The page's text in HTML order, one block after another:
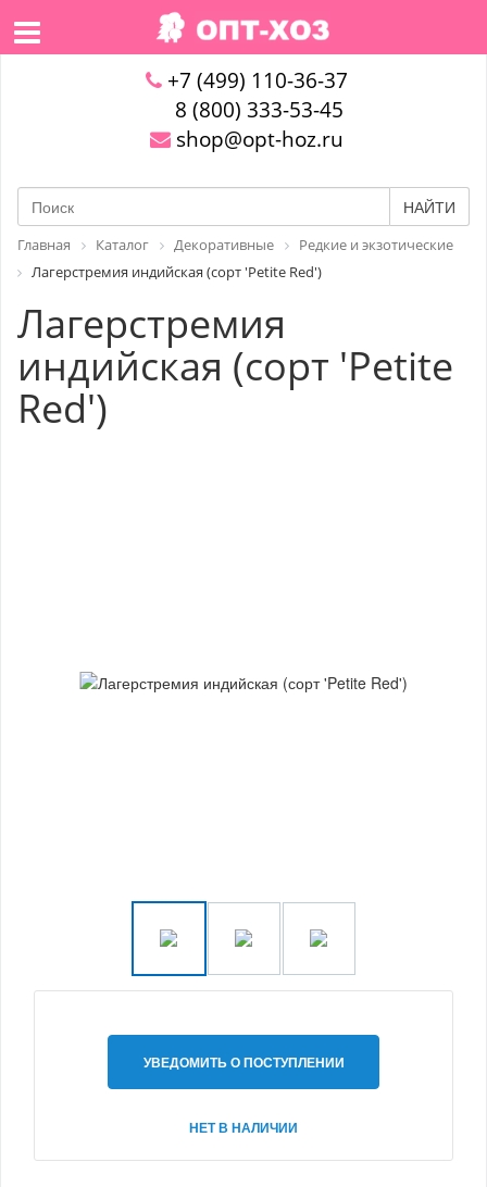
+7 (499) 110-36-37
8 (800) 333-53-45
shop@opt-hoz.ru
НАЙТИ
Главная Каталог Декоративные
Редкие и экзотические
Лагерстремия индийская (сорт 'Petite Red')
Лагерстремия
индийская (сорт 'Petite
Red')
УВЕДОМИТЬ О ПОСТУПЛЕНИИ
НЕТ В НАЛИЧИИ